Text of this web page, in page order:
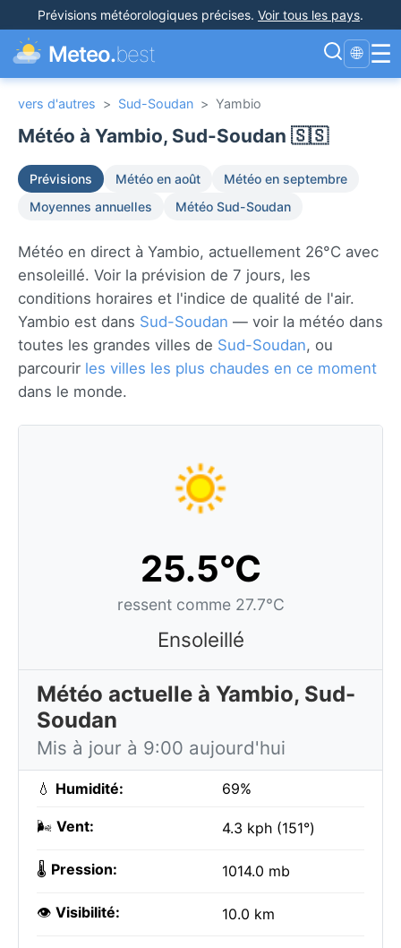
Prévisions météorologiques précises. Voir tous les pays.
Meteo.best 🌐 ☰
vers d'autres > Sud-Soudan > Yambio
Météo à Yambio, Sud-Soudan 🇸🇸
Prévisions Météo en août
Météo en septembre
Moyennes annuelles
Météo Sud-Soudan
Météo en direct à Yambio, actuellement 26°C avec
ensoleillé. Voir la prévision de 7 jours, les
conditions horaires et l'indice de qualité de l'air.
Yambio est dans Sud-Soudan — voir la météo dans
toutes les grandes villes de Sud-Soudan, ou
parcourir les villes les plus chaudes en ce moment
dans le monde.
25.5°C
ressent comme 27.7°C
Ensoleillé
Météo actuelle à Yambio, Sud-
Soudan
Mis à jour à 9:00 aujourd'hui
💧 Humidité: 69%
🌬️ Vent: 4.3 kph (151°)
🌡️ Pression: 1014.0 mb
👁️ Visibilité: 10.0 km